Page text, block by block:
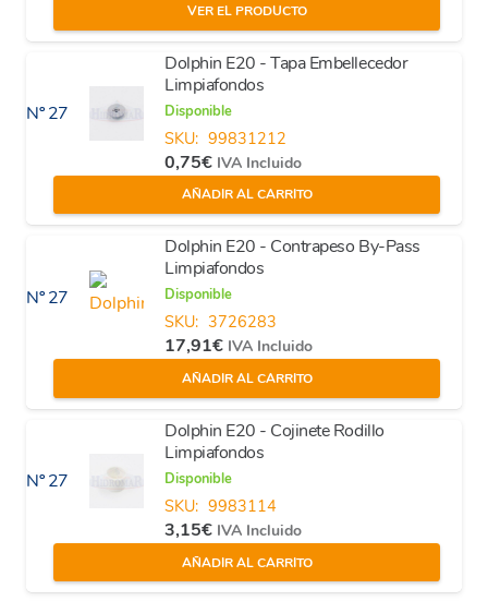
VER EL PRODUCTO
Nº 27
Dolphin E20 - Tapa Embellecedor
Limpiafondos
Disponible
SKU: 99831212
0,75€ IVA Incluido
AÑADIR AL CARRITO
Nº 27
Dolphin E20 - Contrapeso By-Pass
Limpiafondos
Disponible
SKU: 3726283
17,91€ IVA Incluido
AÑADIR AL CARRITO
Nº 27
Dolphin E20 - Cojinete Rodillo
Limpiafondos
Disponible
SKU: 9983114
3,15€ IVA Incluido
AÑADIR AL CARRITO